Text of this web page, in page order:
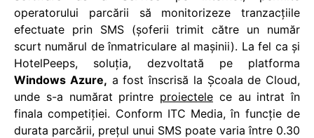
operatorului parcării să monitorizeze tranzacțiile
efectuate prin SMS (șoferii trimit către un număr
scurt numărul de înmatriculare al mașinii). La fel ca și
HotelPeeps, soluția, dezvoltată pe platforma
Windows Azure, a fost înscrisă la Școala de Cloud,
unde s-a numărat printre proiectele ce au intrat în
finala competiției. Conform ITC Media, în funcție de
durata parcării, prețul unui SMS poate varia între 0.30